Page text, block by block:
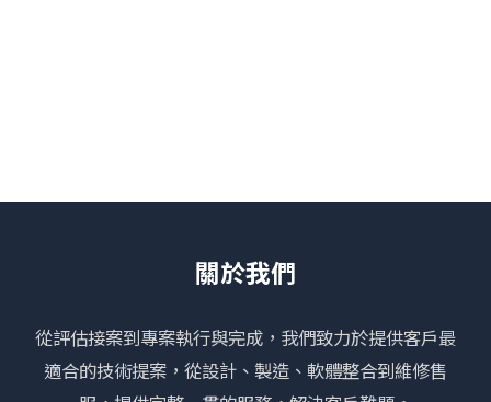
關於我們
從評估接案到專案執行與完成，我們致力於提供客戶最
適合的技術提案，從設計、製造、軟體整合到維修售